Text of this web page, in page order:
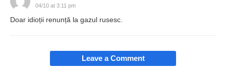
04/10 at 3:11 pm
Doar idioții renunță la gazul rusesc.
Leave a Comment